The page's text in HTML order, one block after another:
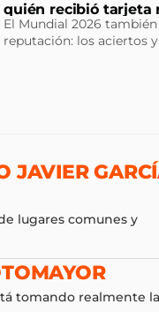
quién recibió tarjeta
relaciones públicas
El Mundial 2026
reputación: los aciertos
JAVIER
lugares comunes y
tomando realmente